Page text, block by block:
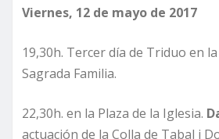
Viernes, 12 de mayo de 2017
19,30h. Tercer día de Triduo en
Sagrada Familia.
22,30h. en la Plaza de la Iglesia.
actuación de la Colla de Tabal i